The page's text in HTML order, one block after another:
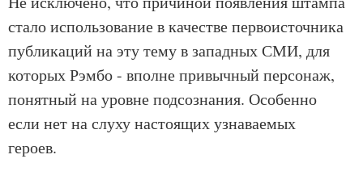
стало использование в качестве первоисточника
публикаций на эту тему в западных СМИ, для
которых Рэмбо - вполне привычный персонаж,
понятный на уровне подсознания. Особенно
если нет на слуху настоящих узнаваемых
героев.